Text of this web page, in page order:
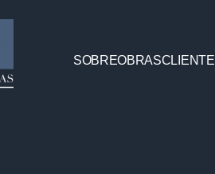
SOBREOBRAS